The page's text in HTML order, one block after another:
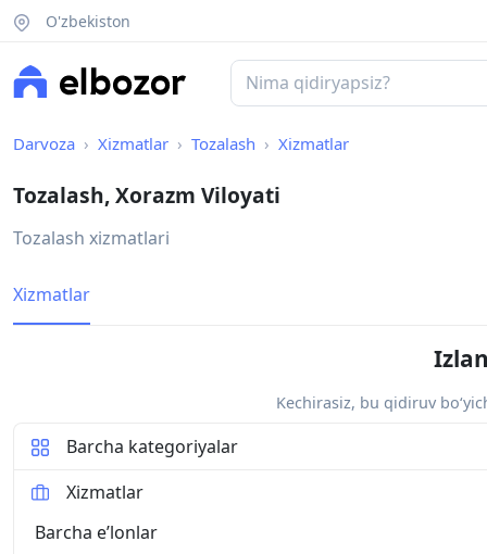
O'zbekiston
Darvoza Xizmatlar Tozalash Xizmatlar
Tozalash, Xorazm Viloyati
Tozalash xizmatlari
Xizmatlar
Kechirasiz, bu qidiruv
Barcha kategoriyalar
Xizmatlar
Barcha eʼlonlar